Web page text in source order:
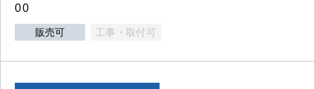
00
販売可 工事・取付可